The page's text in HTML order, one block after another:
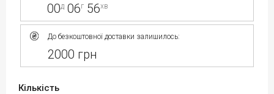
00д 06г 56хв
До безкоштовної доставки залишилось:
2000 грн
Кількість